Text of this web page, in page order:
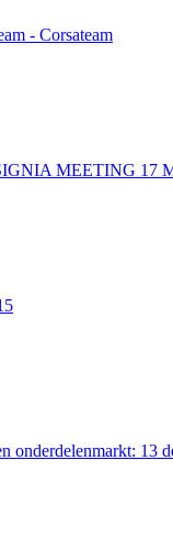
- Corsateam
MEETING 17
onderdelenmarkt: 13